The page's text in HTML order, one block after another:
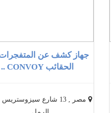
جهاز كشف عن
الحقائب CONVOY ..
مصر , 13 شارع
الرمل ..